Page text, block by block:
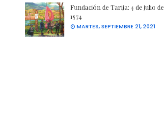
Fundación de Tarija: 4 de julio de
1574
MARTES, SEPTIEMBRE 21, 2021